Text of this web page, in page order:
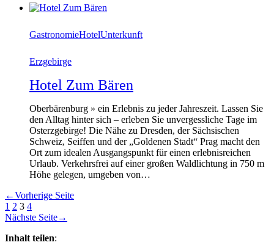
GastronomieHotelUnterkunft
Erzgebirge
Hotel Zum Bären
Oberbärenburg » ein Erlebnis zu jeder Jahreszeit. Lassen Sie
den Alltag hinter sich – erleben Sie unvergessliche Tage im
Osterzgebirge! Die Nähe zu Dresden, der Sächsischen
Schweiz, Seiffen und der „Goldenen Stadt“ Prag macht den
Ort zum idealen Ausgangspunkt für einen erlebnisreichen
Urlaub. Verkehrsfrei auf einer großen Waldlichtung in 750 m
Höhe gelegen, umgeben von…
←Vorherige Seite
1 2 3 4
Nächste Seite→
Inhalt teilen: